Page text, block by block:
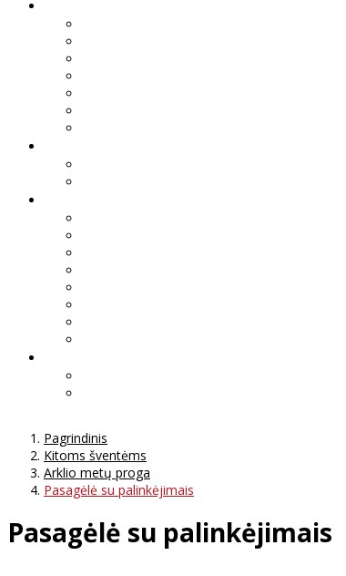
Pagrindinis
Kitoms šventėms
Arklio metų proga
Pasagėlė su palinkėjimais
Pasagėlė su palinkėjimais